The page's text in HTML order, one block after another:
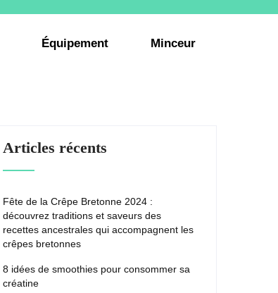
Équipement Minceur
Articles récents
Fête de la Crêpe Bretonne 2024 :
découvrez traditions et saveurs des
recettes ancestrales qui accompagnent les
crêpes bretonnes
8 idées de smoothies pour consommer sa
créatine